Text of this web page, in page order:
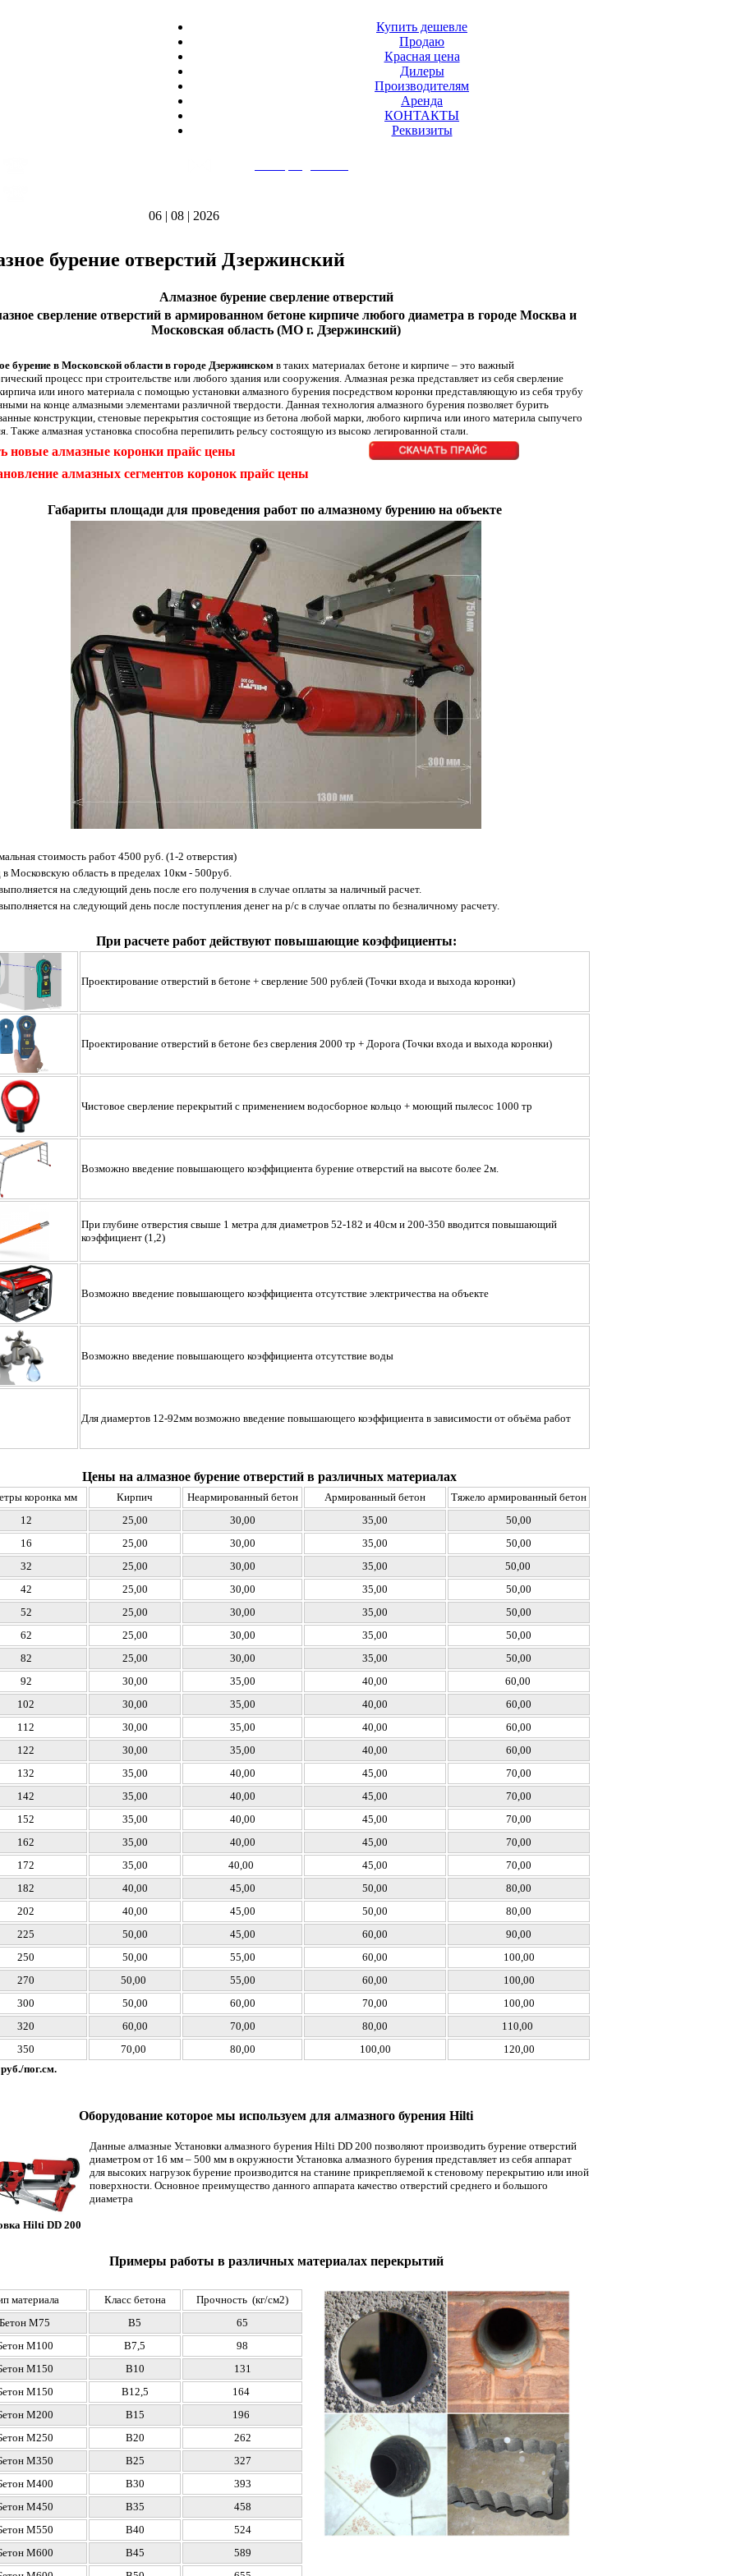
Купить дешевле
Продаю
Красная цена
Дилеры
Производителям
Аренда
КОНТАКТЫ
Реквизиты
06 | 08 | 2026
бурение отверстий Дзержинский
Алмазное бурение сверление отверстий
сверление отверстий в армированном бетоне кирпиче любого диаметра в городе Москва и
Московская область (МО г. Дзержинский)
бурение в Московской области в городе Дзержинском в таких материалах бетоне и кирпиче – это важный
процесс при строительстве или любого здания или сооружения. Алмазная резка представляет из себя сверление
или иного материала с помощью установки алмазного бурения посредством коронки представляющую из себя трубу
на конце алмазными элементами различной твердости. Данная технология алмазного бурения позволяет бурить
конструкции, стеновые перекрытия состоящие из бетона любой марки, любого кирпича или иного материла сыпучего
Также алмазная установка способна перепилить рельсу состоящую из высоко легированной стали.
новые алмазные коронки прайс цены
алмазных сегментов коронок прайс цены
Габариты площади для проведения работ по алмазному бурению на объекте
стоимость работ 4500 руб. (1-2 отверстия)
Московскую область в пределах 10км - 500руб.
на следующий день после его получения в случае оплаты за наличный расчет.
на следующий день после поступления денег на р/с в случае оплаты по безналичному расчету.
При расчете работ действуют повышающие коэффициенты:
Проектирование отверстий в бетоне + сверлениe 500 рублей (Точки входа и выхода коронки)
Проектирование отверстий в бетоне без сверления 2000 тр + Дорога (Точки входа и выхода коронки)
Чистовое сверление перекрытий с применением водосборное кольцо + моющий пылесос 1000 тр
Возможно введение повышающего коэффициента бурение отверстий на высоте более 2м.
При глубине отверстия свыше 1 метра для диаметров 52-182 и 40см и 200-350 вводится повышающий
коэффициент (1,2)
Возможно введение повышающего коэффициента отсутствие электричества на объекте
Возможно введение повышающего коэффициента отсутствие воды
Для диамертов 12-92мм возможно введение повышающего коэффициента в зависимости от объёма работ
Цены на алмазное бурение отверстий в различных материалах
коронка мм Кирпич Неармированный бетон Армированный бетон
Тяжело армированный бетон
12
25,00 30,00 35,00
50,00
16
25,00 30,00 35,00
50,00
32
25,00 30,00 35,00
50,00
42
25,00 30,00 35,00
50,00
52
25,00 30,00 35,00
50,00
62
25,00 30,00 35,00
50,00
82
25,00 30,00 35,00
50,00
92
30,00 35,00 40,00
60,00
102
30,00 35,00 40,00
60,00
112
30,00 35,00 40,00
60,00
122
30,00 35,00 40,00
60,00
132
35,00 40,00 45,00
70,00
142
35,00 40,00 45,00
70,00
152
35,00 40,00 45,00
70,00
162
35,00 40,00 45,00
70,00
172
35,00 40,00 45,00
70,00
182
40,00 45,00 50,00
80,00
202
40,00 45,00 50,00
80,00
225
50,00 45,00 60,00
90,00
250
50,00 55,00 60,00
100,00
270
50,00 55,00 60,00
100,00
300
50,00 60,00 70,00
100,00
320
60,00 70,00 80,00
110,00
350
70,00 80,00 100,00
120,00
пог.см.
Оборудование которое мы используем для алмазного бурения Hilti
Данные алмазные Установки алмазного бурения Hilti DD 200 позволяют производить бурение отверстий
диаметром от 16 мм – 500 мм в окружности Установка алмазного бурения представляет из себя аппарат
для высоких нагрузок бурение производится на станине прикрепляемой к стеновому перекрытию или иной
поверхности. Основное преимущество данного аппарата качество отверстий среднего и большого
диаметра
Hilti DD 200
Примеры работы в различных материалах перекрытий
материала Класс бетона
Прочность (кг/см2)
Бетон М75
В5
65
М100
В7,5
98
М150
В10
131
М150
В12,5
164
М200 В15
196
М250 В20
262
М350 В25
327
М400 В30
393
М450 В35
458
М550 В40
524
М600 В45
589